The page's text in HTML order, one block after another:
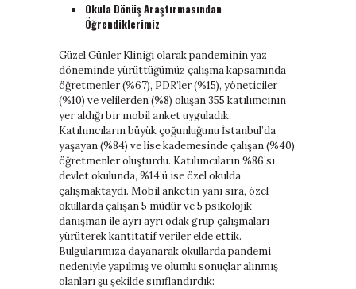
Okula Dönüş Araştırmasından
Öğrendiklerimiz
Güzel Günler Kliniği olarak pandeminin yaz
döneminde yürüttüğümüz çalışma kapsamında
öğretmenler (%67), PDR’ler (%15), yöneticiler
(%10) ve velilerden (%8) oluşan 355 katılımcının
yer aldığı bir mobil anket uyguladık.
Katılımcıların büyük çoğunluğunu İstanbul’da
yaşayan (%84) ve lise kademesinde çalışan (%40)
öğretmenler oluşturdu. Katılımcıların %86’sı
devlet okulunda, %14’ü ise özel okulda
çalışmaktaydı. Mobil anketin yanı sıra, özel
okullarda çalışan 5 müdür ve 5 psikolojik
danışman ile ayrı ayrı odak grup çalışmaları
yürüterek kantitatif veriler elde ettik.
Bulgularımıza dayanarak okullarda pandemi
nedeniyle yapılmış ve olumlu sonuçlar alınmış
olanları şu şekilde sınıflandırdık: